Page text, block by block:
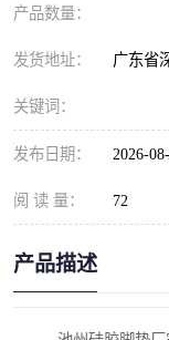
产品数量：
发货地址： 广东省
关键词：
发布日期： 2026-
阅 读 量： 72
产品描述